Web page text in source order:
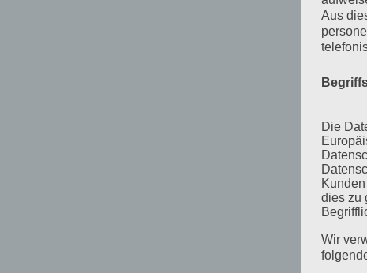
Aus
Die
dies zu
Wir